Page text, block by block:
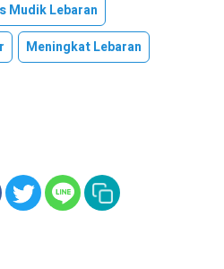
Mudik Lebaran
Meningkat Lebaran